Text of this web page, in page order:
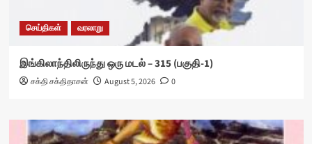
செய்திகள் வரலாறு
இங்கிலாந்திலிருந்து ஒரு மடல் – 315 (பகுதி-1)
சக்தி சக்திதாசன் August 5, 2026 0